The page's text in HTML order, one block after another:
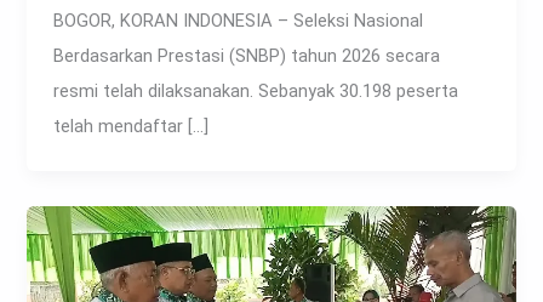
BOGOR, KORAN INDONESIA – Seleksi Nasional
Berdasarkan Prestasi (SNBP) tahun 2026 secara
resmi telah dilaksanakan. Sebanyak 30.198 peserta
telah mendaftar […]